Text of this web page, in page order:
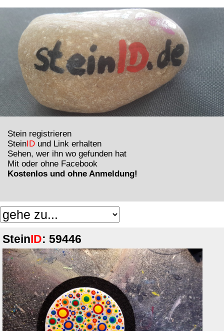
Stein registrieren
Stein ID und Link erhalten
Sehen, wer ihn wo gefunden hat
Mit oder ohne Facebook
Kostenlos und ohne Anmeldung!
Stein ID: 59446